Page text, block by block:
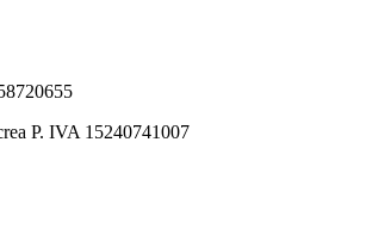
P. IVA 15240741007